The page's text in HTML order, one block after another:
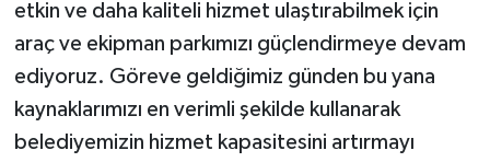
etkin ve daha kaliteli hizmet ulaştırabilmek için
araç ve ekipman parkımızı güçlendirmeye devam
ediyoruz. Göreve geldiğimiz günden bu yana
kaynaklarımızı en verimli şekilde kullanarak
belediyemizin hizmet kapasitesini artırmayı